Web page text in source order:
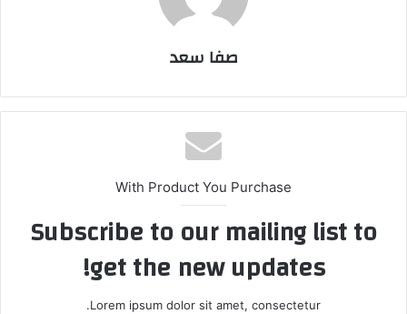
صفا سعد
With Product You Purchase
Subscribe to our mailing list to
get the new updates!
Lorem ipsum dolor sit amet, consectetur.